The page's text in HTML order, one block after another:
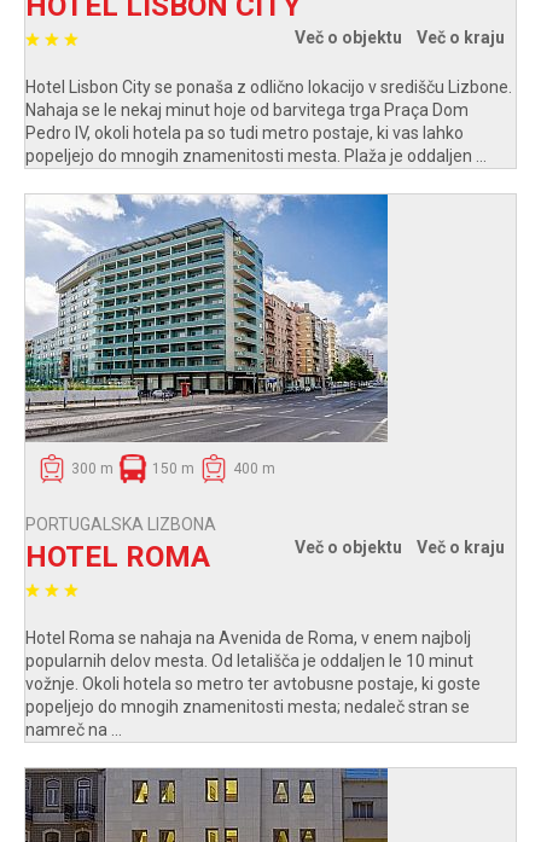
Več o objektu Več o kraju
Hotel Lisbon City se ponaša z odlično lokacijo v središču Lizbone.
Nahaja se le nekaj minut hoje od barvitega trga Praça Dom
Pedro IV, okoli hotela pa so tudi metro postaje, ki vas lahko
popeljejo do mnogih znamenitosti mesta. Plaža je oddaljen ...
300 m 150 m 400 m
PORTUGALSKA LIZBONA
HOTEL ROMA Več o objektu Več o kraju
Hotel Roma se nahaja na Avenida de Roma, v enem najbolj
popularnih delov mesta. Od letališča je oddaljen le 10 minut
vožnje. Okoli hotela so metro ter avtobusne postaje, ki goste
popeljejo do mnogih znamenitosti mesta; nedaleč stran se
namreč na ...